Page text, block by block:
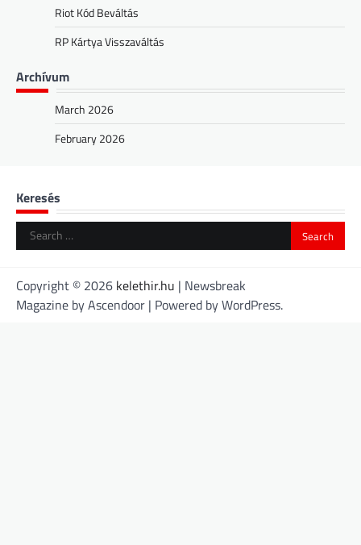
Riot Kód Beváltás
RP Kártya Visszaváltás
Archívum
March 2026
February 2026
Keresés
Search
for:
Copyright © 2026 kelethir.hu | Newsbreak
Magazine byAscendoor | Powered byWordPress.